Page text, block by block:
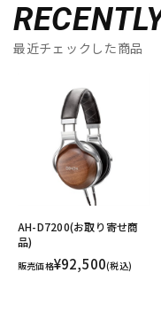
最近チェックした商品
AH-D7200(お取り寄せ商
品)
販売価格¥92,500(税込)